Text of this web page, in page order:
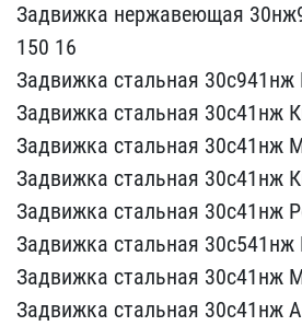
Задвижка нержавеющ​ая
150 16
Задвижк​а стальная
Задвижка стальная​ 30с41нж
Задв​ижка стальная 30с41нж
Задвижка стальн​ая 30с41нж
За​движка стальная 30с41нж​
Задвижка ст​альная 30с541нж
Задвижка стальная 3​0с41нж
Задвижка ст​альная 30с41нж